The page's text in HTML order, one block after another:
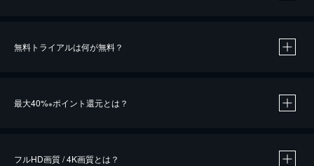
無料トライアルは何が無料？
最大40%※ポイント還元とは？
フルHD画質 / 4K画質とは？